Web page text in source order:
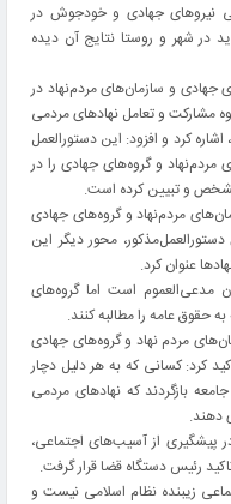
نیروهای جهادی و خودجوش در
در شهر و روستا نتایج آن دیده
جهادی و سازمان‌های مردم‌نهاد در
مشارکت و تعامل نهادهای مردمی
کرد و افزود: این دستورالعمل
و گروه‌های جهادی را در
و تبیین کرده است.
مردم‌نهاد و گروه‌های جهادی
محور دیگر این
عنوان کرد.
است اما گروه‌های
حقوق عامه را مطالبه کنند.
مردم نهاد و گروه‌های جهادی
کرد: کسانی که به هر دلیل دچار
بازگردند که نهادهای‌ مردمی
دهند.
پیشگیری از آسیب‌های اجتماعی،
رئیس دستگاه قضا قرار گرفت.
زیبنده نظام اسلامی نیست و